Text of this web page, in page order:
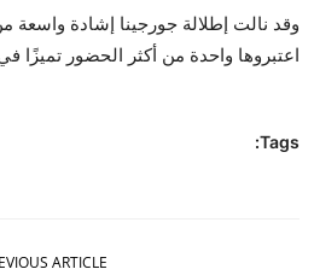
وقد نالت إطلالة جورجينا إشادة واسعة
اعتبروها واحدة من أكثر الحضور تميزًا
Tags:
ARTICLE